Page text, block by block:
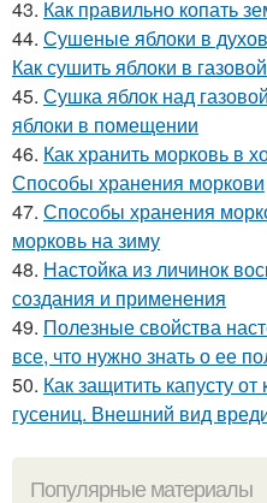
43. Как правильно копать
44. Сушеные яблоки в
Как сушить яблоки в
45. Сушка яблок над
яблоки в помещении
46. Как хранить морковь в
Способы хранения моркови
47. Способы хранения
морковь на зиму
48. Настойка из личинок
создания и применения
49. Полезные свойства
все, что нужно знать о ее
50. Как защитить капусту
гусениц. Внешний вид
Популярные материалы